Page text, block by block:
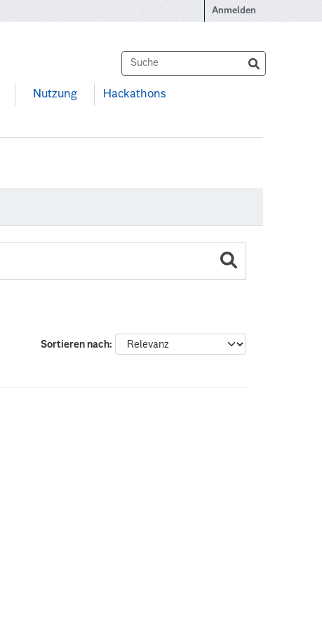
Anmelden
Nutzung Hackathons
Sortieren nach